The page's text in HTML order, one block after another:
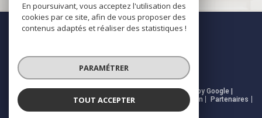
NOUS
© 2026 | Tous droits réservés | Traduction powered by Google |
Nos honoraires
Plan du site Mentions légales Admin
Partenaires
En poursuivant, vous acceptez l'utilisation des
cookies par ce site, afin de vous proposer des
contenus adaptés et réaliser des statistiques !
PARAMÉTRER
TOUT ACCEPTER